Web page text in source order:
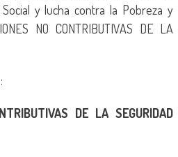
y lucha contra la Pobreza y
NO CONTRIBUTIVAS DE LA
DE LA SEGURIDAD